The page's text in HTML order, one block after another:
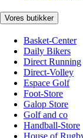
Vores butikker
Basket-Center
Daily Bikers
Direct Running
Direct-Volley
Espace Golf
Foot-Store
Galop Store
Golf and co
Handball-Store
House of